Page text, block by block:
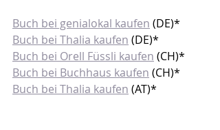
Buch bei genialokal kaufen (DE)*
Buch bei Thalia kaufen (DE)*
Buch bei Orell Füssli kaufen (CH)*
Buch bei Buchhaus kaufen (CH)*
Buch bei Thalia kaufen (AT)*